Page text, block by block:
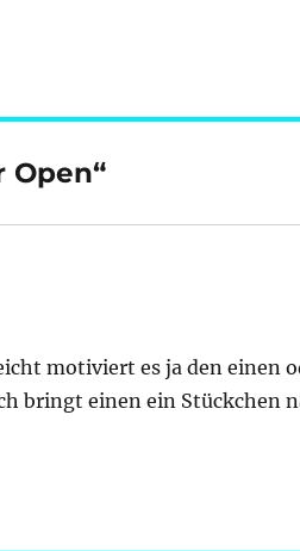
Open“
motiviert es ja den einen
bringt einen ein Stückchen